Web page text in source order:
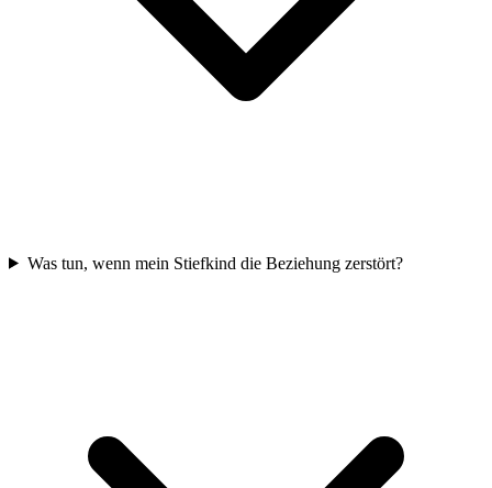
Was tun, wenn mein Stiefkind die Beziehung zerstört?